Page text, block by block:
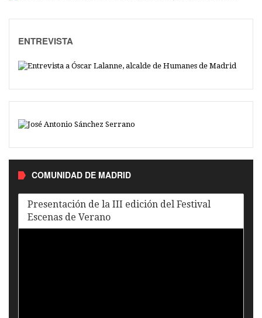
ENTREVISTA
COMUNIDAD DE MADRID
Presentación de la III edición del Festival
Escenas de Verano